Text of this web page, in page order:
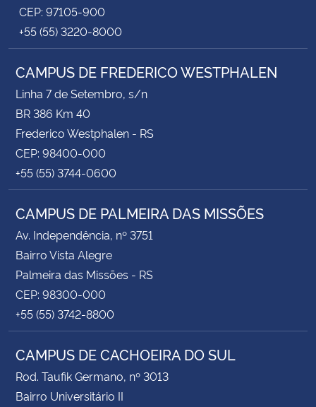
CEP: 97105-900
+55 (55) 3220-8000
CAMPUS DE FREDERICO WESTPHALEN
Linha 7 de Setembro, s/n
BR 386 Km 40
Frederico Westphalen - RS
CEP: 98400-000
+55 (55) 3744-0600
CAMPUS DE PALMEIRA DAS MISSÕES
Av. Independência, nº 3751
Bairro Vista Alegre
Palmeira das Missões - RS
CEP: 98300-000
+55 (55) 3742-8800
CAMPUS DE CACHOEIRA DO SUL
Rod. Taufik Germano, nº 3013
Bairro Universitário II